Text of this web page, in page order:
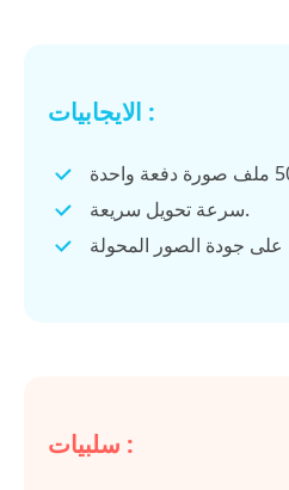
الايجابيات :
سرعة تحويل سريعة.
سلبيات :